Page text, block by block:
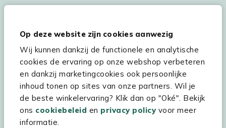
Op deze website zijn cookies aanwezig
Wij kunnen dankzij de functionele en analytische
cookies de ervaring op onze webshop verbeteren
en dankzij marketingcookies ook persoonlijke
inhoud tonen op sites van onze partners. Wil je
de beste winkelervaring? Klik dan op "Oké". Bekijk
ons cookiebeleid en privacy policyvoor meer
informatie.
Hulp & service
Assortiment
Kees Smit Tuinmeubelen
Experience Stores XXL